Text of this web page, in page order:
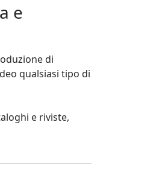
e
di
qualsiasi tipo di
e riviste,